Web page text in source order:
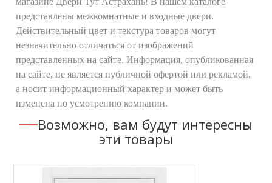
представлены межкомнатные и входные двери.
Действительный цвет и текстура товаров могут
незначительно отличаться от изображений
представленных на сайте. Информация, опубликованная
на сайте, не является публичной офертой или рекламой,
а носит информационный характер и может быть
изменена по усмотрению компании.
Возможно, вам будут интересны
эти товары